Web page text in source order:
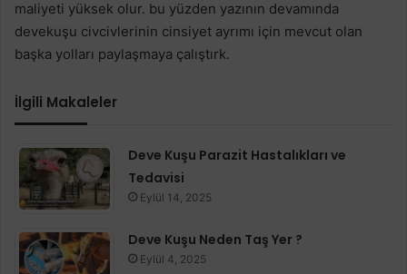
maliyeti yüksek olur. bu yüzden yazının devamında
devekuşu civcivlerinin cinsiyet ayrımı için mevcut olan
başka yolları paylaşmaya çalıştırk.
İlgili Makaleler
Deve Kuşu Parazit Hastalıkları ve
Tedavisi
Eylül 14, 2025
Deve Kuşu Neden Taş Yer ?
Eylül 4, 2025